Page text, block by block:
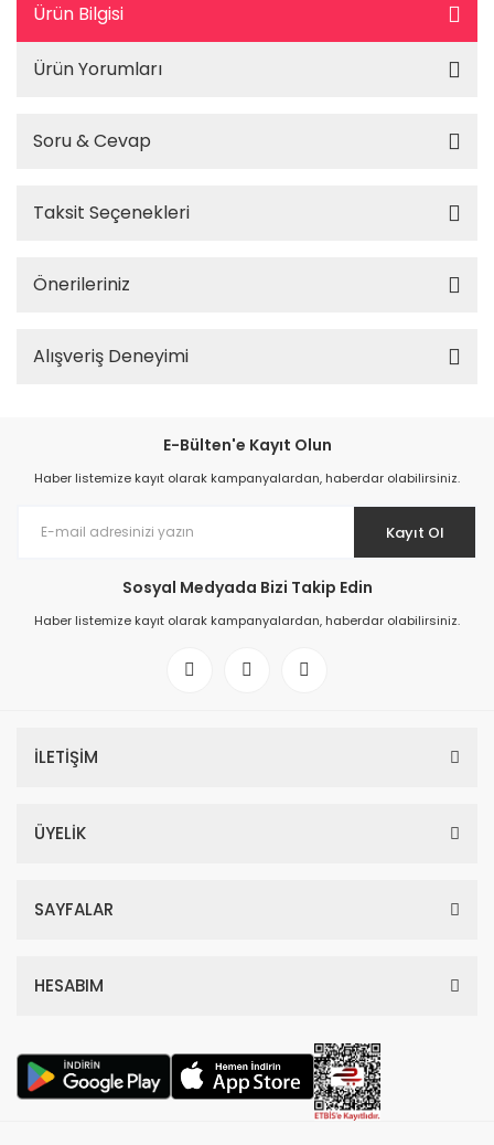
Ürün Bilgisi
Ürün Yorumları
Soru & Cevap
Taksit Seçenekleri
Önerileriniz
Alışveriş Deneyimi
E-Bülten'e Kayıt Olun
Haber listemize kayıt olarak kampanyalardan, haberdar olabilirsiniz.
Kayıt Ol
Sosyal Medyada Bizi Takip Edin
Haber listemize kayıt olarak kampanyalardan, haberdar olabilirsiniz.
İLETİŞİM
ÜYELİK
SAYFALAR
HESABIM